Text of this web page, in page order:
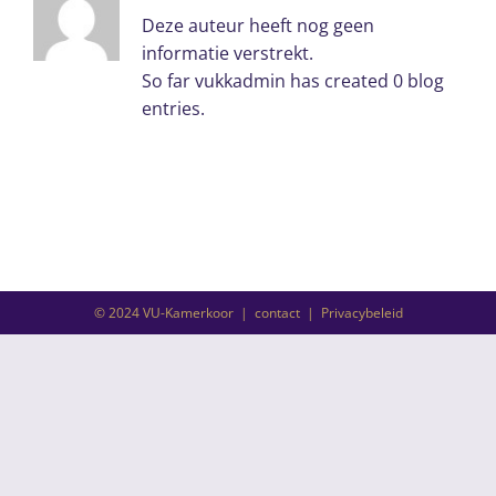
Deze auteur heeft nog geen
informatie verstrekt.
So far vukkadmin has created 0 blog
entries.
© 2024 VU-Kamerkoor | contact| Privacybeleid